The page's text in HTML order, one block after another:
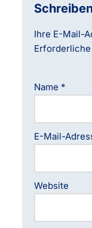
Ihre E-Mail-
Name *
E-Mail-
Website